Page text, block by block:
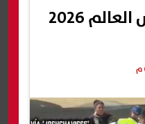
2026